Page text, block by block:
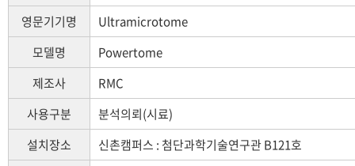
영문기기명
Ultramicrotome
모델명
Powertome
제조사
RMC
사용구분
분석의뢰(시료)
설치장소
신촌캠퍼스 : 첨단과학기술연구관 B121호